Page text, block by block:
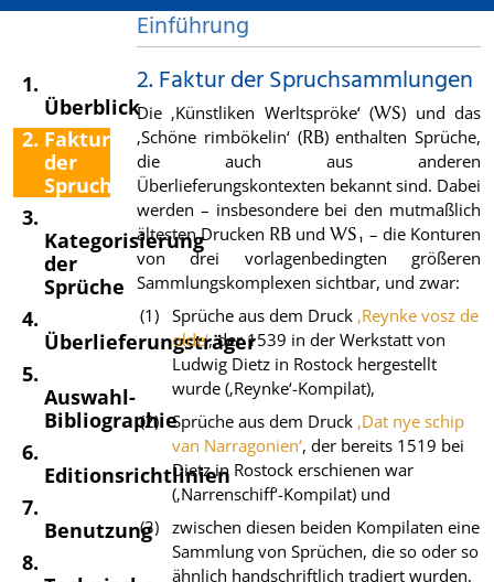
1.
Überblick
2. Faktur
der
Spruchsammlungen
3.
Kategorisierung
der
Sprüche
4.
Überlieferungsträger
5.
Auswahl-
Bibliographie
6.
Editionsrichtlinien
7.
Benutzung
8.
Einführung
2. Faktur der Spruchsammlungen
Die ‚Künstliken Werltspröke‘ (WS) und das
‚Schöne rimbökelin‘ (RB) enthalten Sprüche,
die auch aus anderen
Überlieferungskontexten bekannt sind. Dabei
werden – insbesondere bei den mutmaßlich
ältesten Drucken RB und WS₁ – die Konturen
von drei vorlagenbedingten größeren
Sammlungskomplexen sichtbar, und zwar:
Sprüche aus dem Druck ‚Reynke vosz de
olde‘, der 1539 in der Werkstatt von
Ludwig Dietz in Rostock hergestellt
wurde (‚Reynke‘-Kompilat),
Sprüche aus dem Druck ‚Dat nye schip
van Narragonien‘, der bereits 1519 bei
Dietz in Rostock erschienen war
(‚Narrenschiff‘-Kompilat) und
zwischen diesen beiden Kompilaten eine
Sammlung von Sprüchen, die so oder so
ähnlich handschriftlich tradiert wurden,